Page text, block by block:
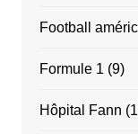
Football
Formule 1 (9)
Hôpital Fann